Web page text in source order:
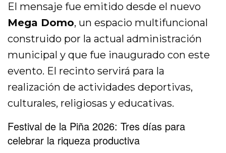
El mensaje fue emitido desde el nuevo
Mega Domo, un espacio multifuncional
construido por la actual administración
municipal y que fue inaugurado con este
evento. El recinto servirá para la
realización de actividades deportivas,
culturales, religiosas y educativas.
Festival de la Piña 2026: Tres días para
celebrar la riqueza productiva